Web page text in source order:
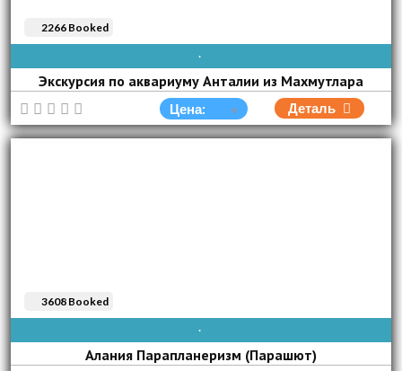
AVAIBLE EVERY DAY
Экскурсия по аквариуму Анталии из Махмутлара
2266 Booked
Цена: Деталь
AVAIBLE EVERY DAY
Алания Парапланеризм (Парашют)
3608 Booked